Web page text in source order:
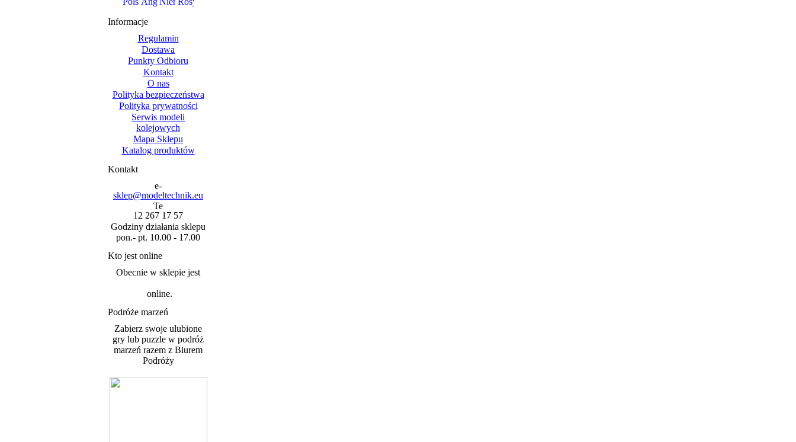
Informacje
Regulamin
Dostawa
Punkty Odbioru
Kontakt
O nas
Polityka bezpieczeństwa
Polityka prywatności
Serwis modeli
kolejowych
Mapa Sklepu
Katalog produktów
Kontakt
sklep@modeltechnik.eu
12 267 17 57
Godziny działania sklepu
pon.- pt. 10.00 - 17.00
Kto jest online
Obecnie w sklepie jest
online.
Podróże marzeń
Zabierz swoje ulubione
gry lub puzzle w podróż
marzeń razem z Biurem
Podróży